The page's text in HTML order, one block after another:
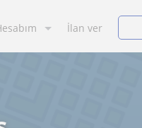
İlan ver